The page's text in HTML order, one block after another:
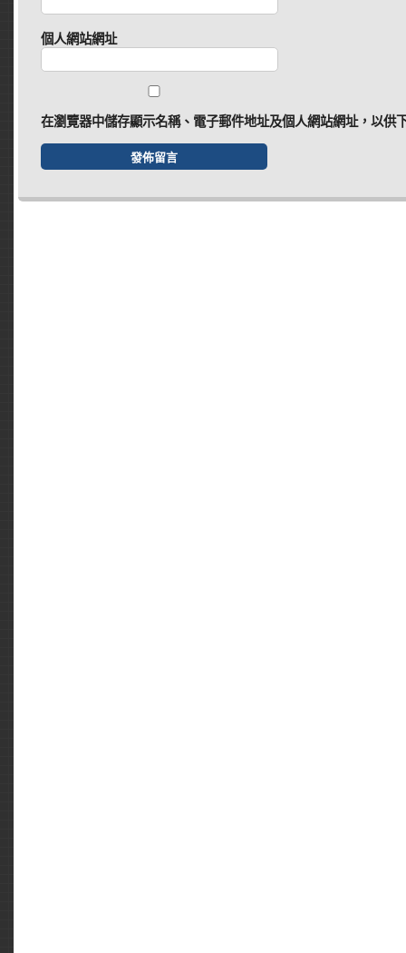
個人網站網址
在瀏覽器中儲存顯示名稱、電子郵件地址及個人網站網址，以供